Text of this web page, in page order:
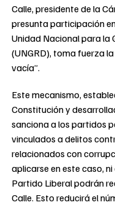
Calle, presidente de la
presunta participación
Unidad Nacional para la
(UNGRD), toma fuerza
vacía”.
Este mecanismo,
Constitución y
sanciona a los partidos
vinculados a delitos
relacionados con
aplicarse en este caso,
Partido Liberal podrán
Calle. Esto reducirá el